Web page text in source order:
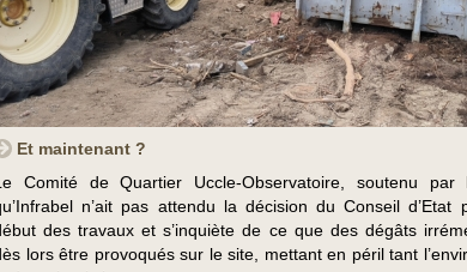
Et maintenant ?
Comité de Quartier Uccle-Observatoire, soutenu par
n’ait pas attendu la décision du Conseil d’Etat
des travaux et s’inquiète de ce que des dégâts
lors être provoqués sur le site, mettant en péril tant